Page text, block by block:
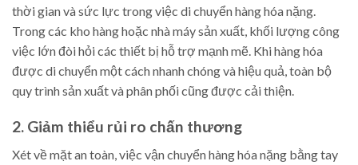
thời gian và sức lực trong việc di chuyển hàng hóa nặng.
Trong các kho hàng hoặc nhà máy sản xuất, khối lượng công
việc lớn đòi hỏi các thiết bị hỗ trợ mạnh mẽ. Khi hàng hóa
được di chuyển một cách nhanh chóng và hiệu quả, toàn bộ
quy trình sản xuất và phân phối cũng được cải thiện.
2. Giảm thiểu rủi ro chấn thương
Xét về mặt an toàn, việc vận chuyển hàng hóa nặng bằng tay